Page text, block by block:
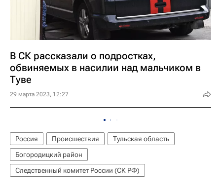
В СК рассказали о подростках,
обвиняемых в насилии над мальчиком в
Туве
29 марта 2023, 12:27
Россия Происшествия
Тульская область
Богородицкий район
Следственный комитет России (СК РФ)